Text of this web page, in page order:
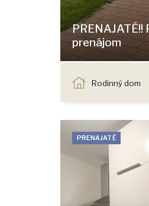
PRENAJATÉ!!
prenájom
Rodinný dom
PRENAJATÉ